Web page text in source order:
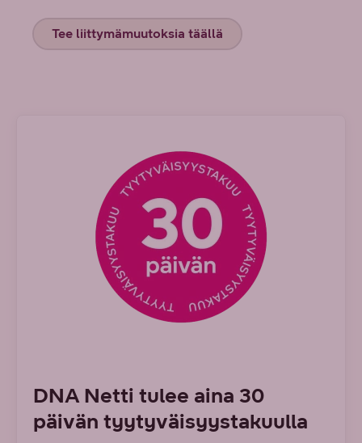
Tee liittymämuutoksia täällä
DNA Netti tulee aina 30
päivän tyytyväisyystakuulla